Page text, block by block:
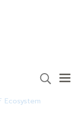
Ecosystem